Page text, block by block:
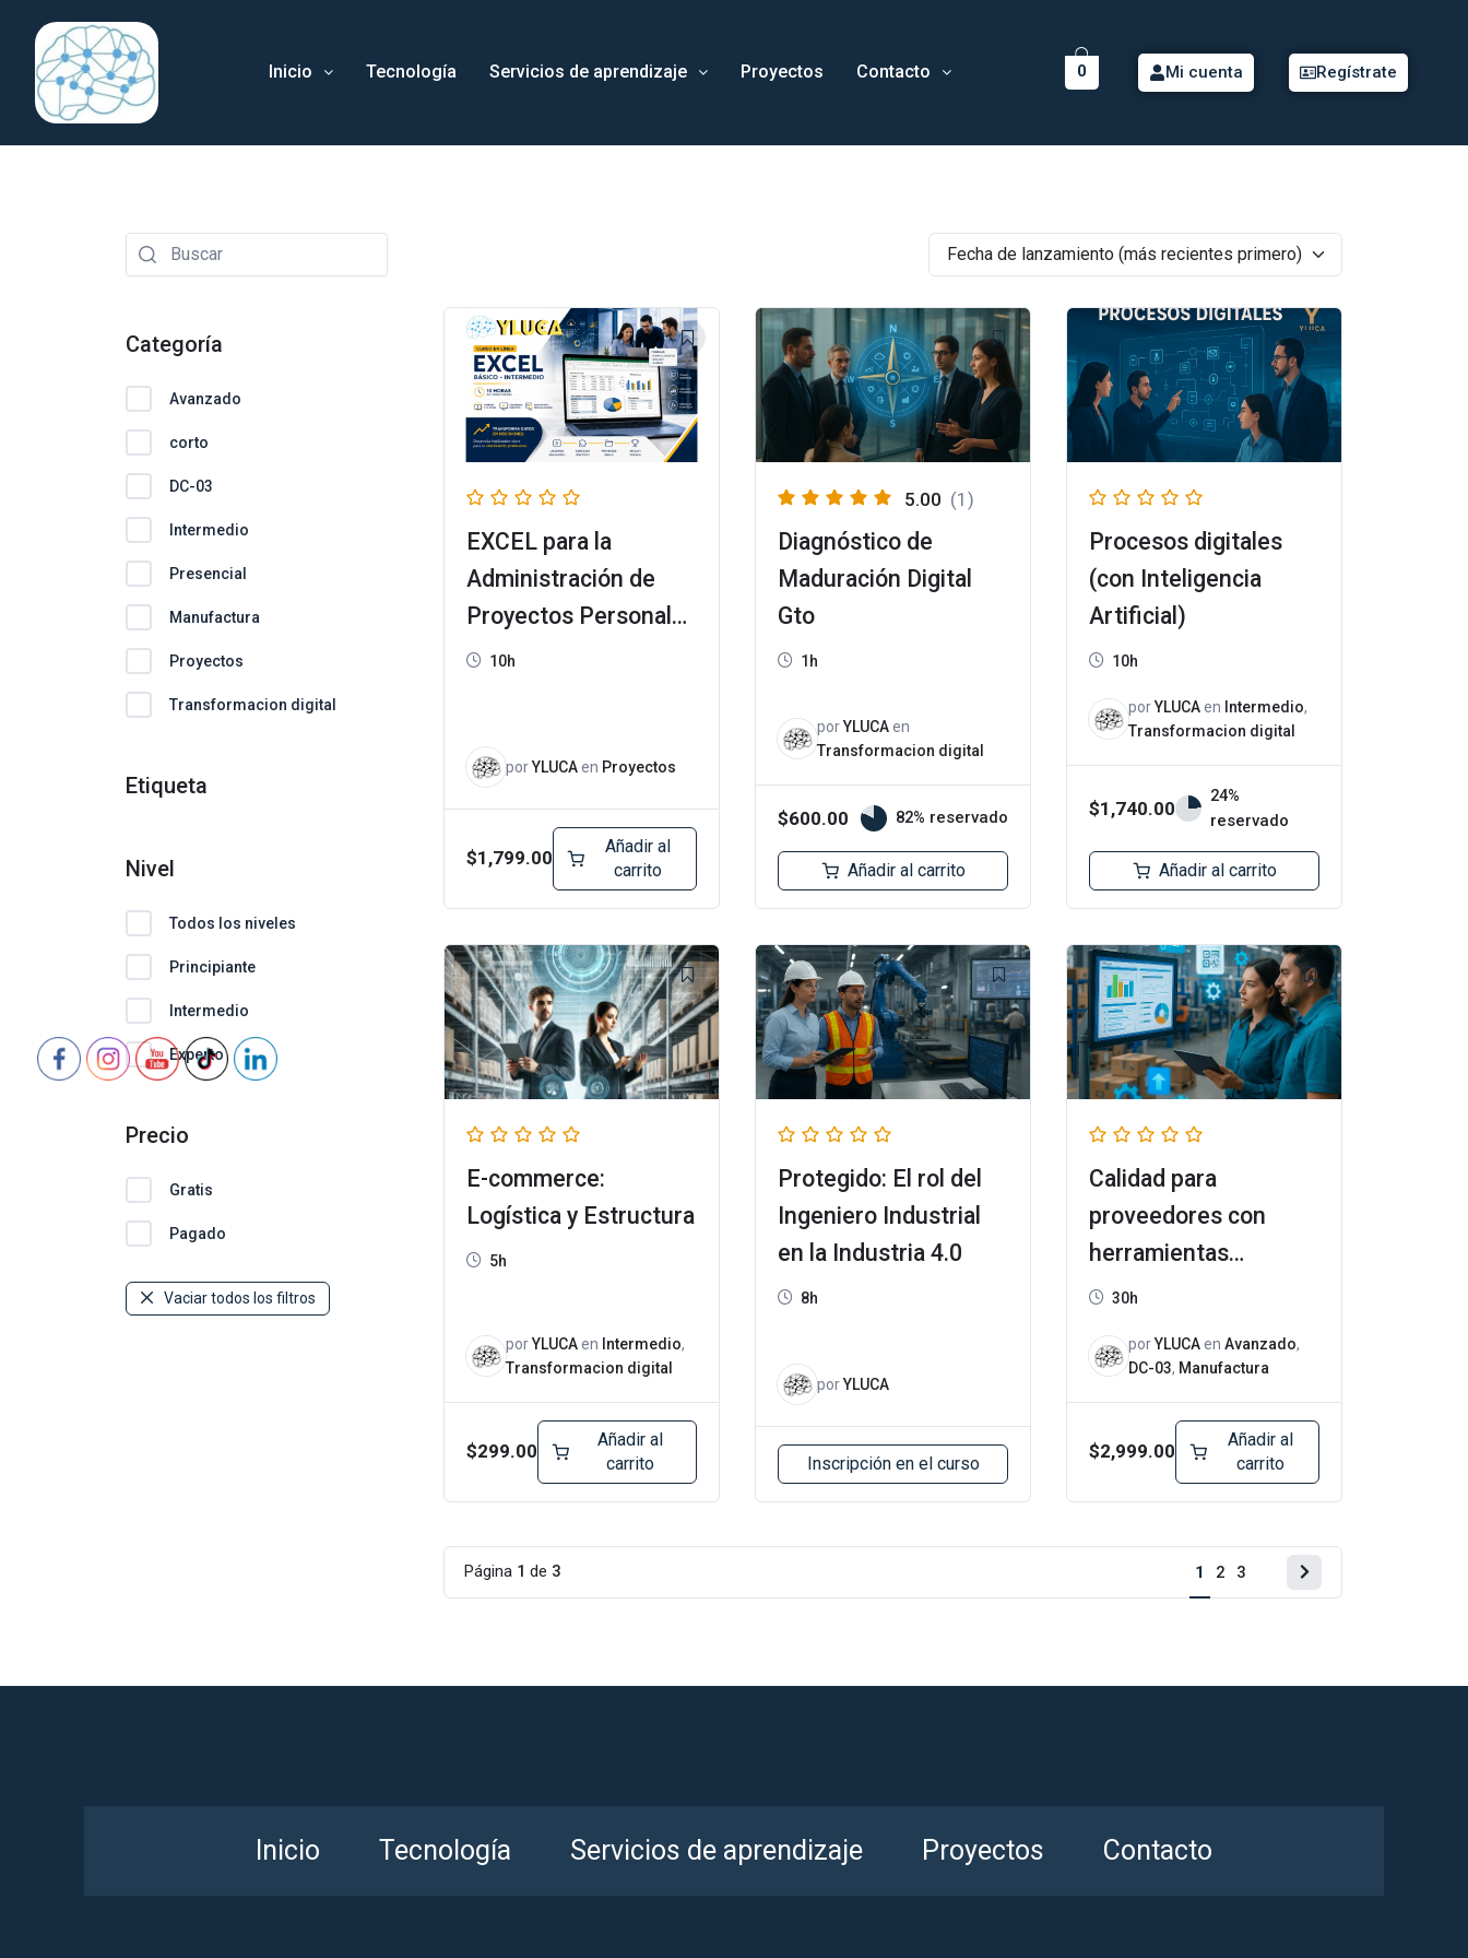
contenido
Inicio Tecnología Servicios de aprendizaje Proyectos Contacto 0 Mi cuenta Regístrate
Categoría
Avanzado
corto
DC-03
Intermedio
Presencial
Manufactura
Proyectos
Transformacion digital
Etiqueta
Nivel
Todos los niveles
Principiante
Intermedio
Experto
Precio
Gratis
Pagado
Vaciar todos los filtros
Fecha de lanzamiento (más recientes primero)
EXCEL para la
Administración de
Proyectos Personales
y Empresariales
10h
porYLUCAen Proyectos
$1,799.00
Añadir al
carrito
5.00 (1)
Diagnóstico de
Maduración Digital
Gto
1h
porYLUCAen
Transformacion digital
$600.00 82% reservado
Añadir al carrito
Procesos digitales
(con Inteligencia
Artificial)
10h
porYLUCAen Intermedio,
Transformacion digital
$1,740.00
24%
reservado
Añadir al carrito
E-commerce:
Logística y Estructura
5h
porYLUCAen Intermedio,
Transformacion digital
$299.00
Añadir al
carrito
Protegido: El rol del
Ingeniero Industrial
en la Industria 4.0
8h
porYLUCA
Inscripción en el curso
Calidad para
proveedores con
herramientas
digitales DC-3
30h
porYLUCAenAvanzado,
DC-03, Manufactura
$2,999.00
Añadir al
carrito
Página 1de 3 1 2 3
Página
siguiente
Inicio Tecnología Servicios de aprendizaje Proyectos Contacto